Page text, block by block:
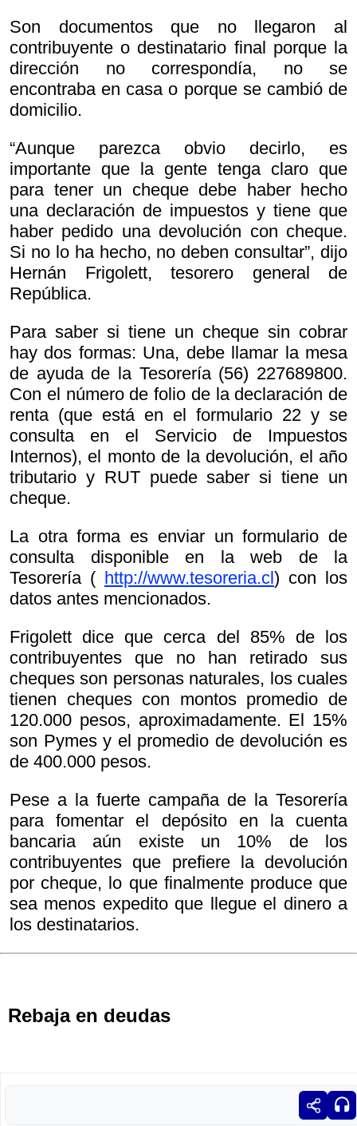
Son documentos que no llegaron al
contribuyente o destinatario final porque la
dirección no correspondía, no se
encontraba en casa o porque se cambió de
domicilio.
“Aunque parezca obvio decirlo, es
importante que la gente tenga claro que
para tener un cheque debe haber hecho
una declaración de impuestos y tiene que
haber pedido una devolución con cheque.
Si no lo ha hecho, no deben consultar”, dijo
Hernán Frigolett, tesorero general de
República.
Para saber si tiene un cheque sin cobrar
hay dos formas: Una, debe llamar la mesa
de ayuda de la Tesorería (56) 227689800.
Con el número de folio de la declaración de
renta (que está en el formulario 22 y se
consulta en el Servicio de Impuestos
Internos), el monto de la devolución, el año
tributario y RUT puede saber si tiene un
cheque.
La otra forma es enviar un formulario de
consulta disponible en la web de la
Tesorería ( http://www.tesoreria.cl) con los
datos antes mencionados.
Frigolett dice que cerca del 85% de los
contribuyentes que no han retirado sus
cheques son personas naturales, los cuales
tienen cheques con montos promedio de
120.000 pesos, aproximadamente. El 15%
son Pymes y el promedio de devolución es
de 400.000 pesos.
Pese a la fuerte campaña de la Tesorería
para fomentar el depósito en la cuenta
bancaria aún existe un 10% de los
contribuyentes que prefiere la devolución
por cheque, lo que finalmente produce que
sea menos expedito que llegue el dinero a
los destinatarios.
Rebaja en deudas